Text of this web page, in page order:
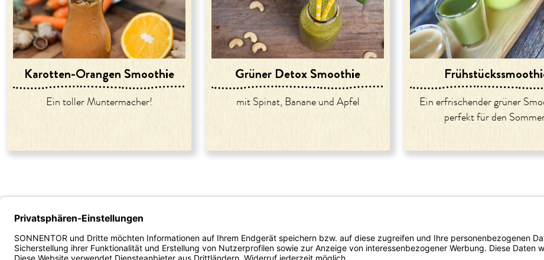
Karotten-Orangen Smoothie
Ein toller Muntermacher!
Grüner Detox Smoothie
mit Spinat, Banane und Apfel
Ein erfrischender grüner
perfekt für den
Unternehmen
Über uns
Service
Versand und Zahlung
B2B - Vertrieb
Fachhandel/Apotheke